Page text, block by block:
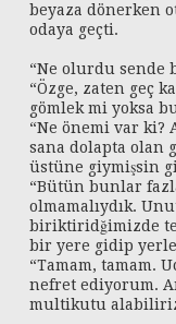
beyaza dönerken
odaya geçti.
“Ne olurdu sende
“Özge, zaten geç
gömlek mi yoksa
“Ne önemi var ki?
sana dolapta olan
üstüne giymişsin
“Bütün bunlar
olmamalıydık.
biriktiridğimizde
bir yere gidip
“Tamam, tamam.
nefret ediyorum.
multikutu